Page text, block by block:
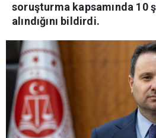
soruşturma kapsamında 10
alındığını bildirdi.